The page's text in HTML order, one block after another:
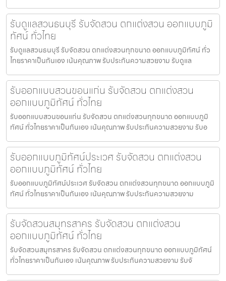
รับดูแลสวนธนบุรี รับจัดสวน ตกแต่งสวน ออกแบบภูมิ
ทัศน์ ทั่วไทย
รับดูแลสวนธนบุรี รับจัดสวน ตกแต่งสวนทุกขนาด ออกแบบภูมิทัศน์ ทั่ว
ไทยราคาเป็นกันเอง เน้นคุณภาพ รับประกันความสวยงาม รับดูแล
รับออกแบบสวนขอนแก่น รับจัดสวน ตกแต่งสวน
ออกแบบภูมิทัศน์ ทั่วไทย
รับออกแบบสวนขอนแก่น รับจัดสวน ตกแต่งสวนทุกขนาด ออกแบบภูมิ
ทัศน์ ทั่วไทยราคาเป็นกันเอง เน้นคุณภาพ รับประกันความสวยงาม รับอ
รับออกแบบภูมิทัศน์ประเวศ รับจัดสวน ตกแต่งสวน
ออกแบบภูมิทัศน์ ทั่วไทย
รับออกแบบภูมิทัศน์ประเวศ รับจัดสวน ตกแต่งสวนทุกขนาด ออกแบบภูมิ
ทัศน์ ทั่วไทยราคาเป็นกันเอง เน้นคุณภาพ รับประกันความสวยงาม
รับจัดสวนสมุทรสาคร รับจัดสวน ตกแต่งสวน
ออกแบบภูมิทัศน์ ทั่วไทย
รับจัดสวนสมุทรสาคร รับจัดสวน ตกแต่งสวนทุกขนาด ออกแบบภูมิทัศน์
ทั่วไทยราคาเป็นกันเอง เน้นคุณภาพ รับประกันความสวยงาม รับจั